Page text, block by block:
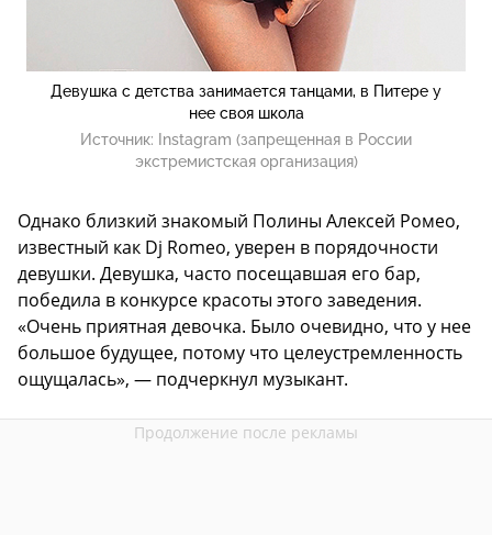
Девушка с детства занимается танцами, в Питере у
нее своя школа
Источник:
Instagram (запрещенная в России
экстремистская организация)
Однако близкий знакомый Полины Алексей Ромео,
известный как Dj Romeo, уверен в порядочности
девушки. Девушка, часто посещавшая его бар,
победила в конкурсе красоты этого заведения.
«Очень приятная девочка. Было очевидно, что у нее
большое будущее, потому что целеустремленность
ощущалась», — подчеркнул музыкант.